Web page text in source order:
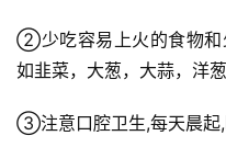
②少吃容易上火的食物和
如韭菜，大葱，大蒜，洋葱
③注意口腔卫生,每天晨起,